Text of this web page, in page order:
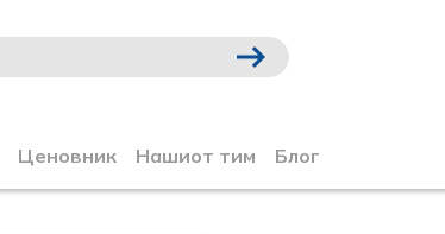
Ценовник Нашиот тим Блог